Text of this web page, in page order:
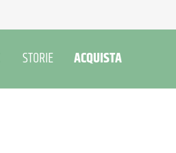
STORIE ACQUISTA